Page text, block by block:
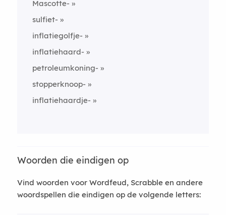
Mascotte-
sulfiet-
inflatiegolfje-
inflatiehaard-
petroleumkoning-
stopperknoop-
inflatiehaardje-
Woorden die eindigen op
Vind woorden voor Wordfeud, Scrabble en andere
woordspellen die eindigen op de volgende letters: